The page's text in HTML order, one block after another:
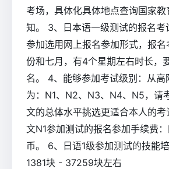
考场，具体化具体地点查询国家
知。 3、日本语一级测试的报名考
参加选用网上报名参加形式，报名
份和七月，有4个星期左右时长，
名。 4、能够参加考试级别：从高
为：N1、N2、N3、N4、N5，请
文的总体水平挑选更适合本人的考
文N1参加测试的报名参加手续费
币。 6、日语1级参加测试的技能培
1381块 - 37259块左右